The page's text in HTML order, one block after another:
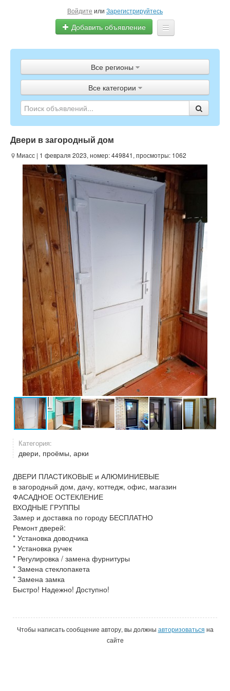
Войдите или Зарегистрируйтесь
Добавить объявление
Объявления
Полистать газету
ТВ-программа
Все регионы
Все категории
Двери в загородный дом
Миасс | 1 февраля 2023, номер: 449841, просмотры: 1062
Категория:
двери, проёмы, арки
ДВЕРИ ПЛАСТИКОВЫЕ и АЛЮМИНИЕВЫЕ
в загородный дом, дачу, коттедж, офис, магазин
ФАСАДНОЕ ОСТЕКЛЕНИЕ
ВХОДНЫЕ ГРУППЫ
Замер и доставка по городу БЕСПЛАТНО
Ремонт дверей:
* Установка доводчика
* Установка ручек
* Регулировка / замена фурнитуры
* Замена стеклопакета
* Замена замка
Быстро! Надежно! Доступно!
Чтобы написать сообщение автору, вы должны авторизоваться на
сайте